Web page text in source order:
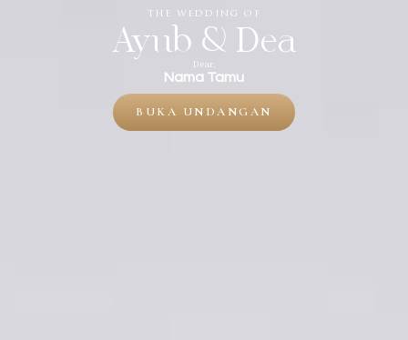
the wedding of
Ayub & Dea
Dear,
Nama Tamu
BUKA UNDANGAN